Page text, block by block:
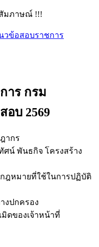
มภาษณ์ !!!
วข้อสอบราชการ
าร กรม
อบ 2569
ากร
ศน์ พันธกิจ โครงสร้าง
ฎหมายที่ใช้ในการปฏิบัติ
งปกครอง
ดของเจ้าหน้าที่